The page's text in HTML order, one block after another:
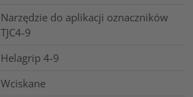
Narzędzie do aplikacji oznaczników
TJC4-9
Helagrip 4-9
Wciskane